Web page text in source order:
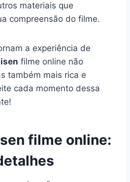
materiais que
compreensão do filme.
a experiência de
filme online não
também mais rica e
cada momento dessa
filme online: